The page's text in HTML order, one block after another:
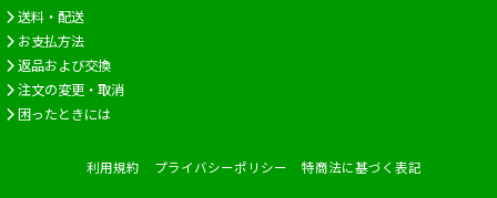
送料・配送
お支払方法
返品および交換
注文の変更・取消
困ったときには
利用規約 プライバシーポリシー 特商法に基づく表記